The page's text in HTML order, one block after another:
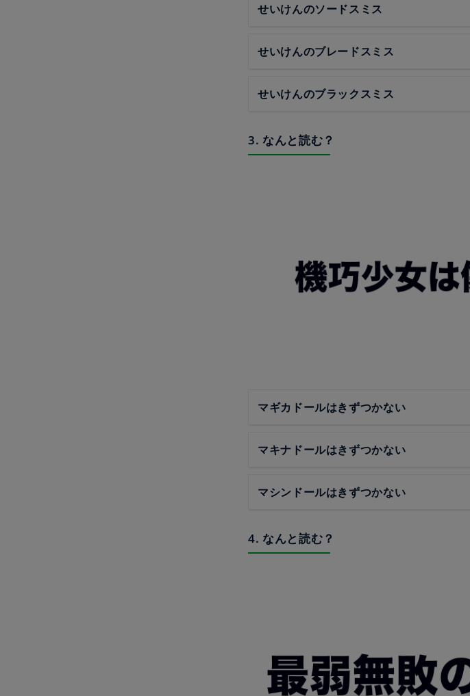
せいけんのソードスミス
せいけんのブレードスミス
せいけんのブラックスミス
3. なんと読む？
マギカドールはきずつかない
マキナドールはきずつかない
マシンドールはきずつかない
4. なんと読む？